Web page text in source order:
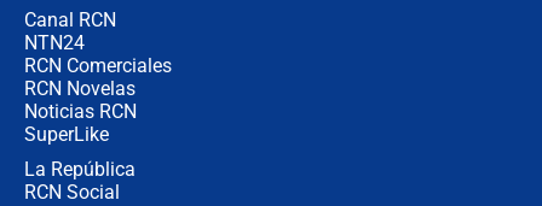
Canal RCN
NTN24
RCN Comerciales
RCN Novelas
Noticias RCN
SuperLike
La República
RCN Social